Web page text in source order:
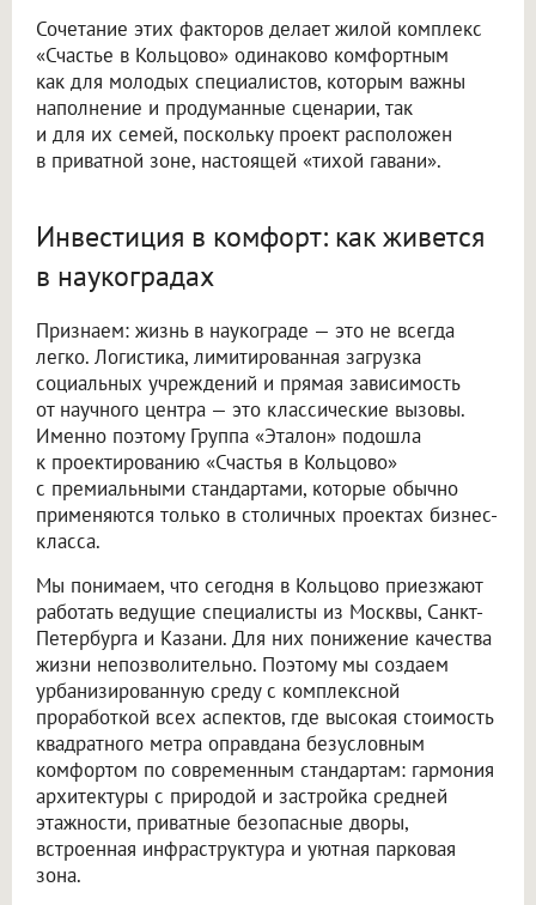
Сочетание этих факторов делает жилой комплекс
«Счастье в Кольцово» одинаково комфортным
как для молодых специалистов, которым важны
наполнение и продуманные сценарии, так
и для их семей, поскольку проект расположен
в приватной зоне, настоящей «тихой гавани».
Инвестиция в комфорт: как живется
в наукоградах
Признаем: жизнь в наукограде — это не всегда
легко. Логистика, лимитированная загрузка
социальных учреждений и прямая зависимость
от научного центра — это классические вызовы.
Именно поэтому Группа «Эталон» подошла
к проектированию «Счастья в Кольцово»
с премиальными стандартами, которые обычно
применяются только в столичных проектах бизнес-
класса.
Мы понимаем, что сегодня в Кольцово приезжают
работать ведущие специалисты из Москвы, Санкт-
Петербурга и Казани. Для них понижение качества
жизни непозволительно. Поэтому мы создаем
урбанизированную среду с комплексной
проработкой всех аспектов, где высокая стоимость
квадратного метра оправдана безусловным
комфортом по современным стандартам: гармония
архитектуры с природой и застройка средней
этажности, приватные безопасные дворы,
встроенная инфраструктура и уютная парковая
зона.